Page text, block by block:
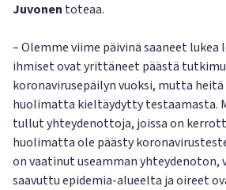
Juvonen toteaa.
– Olemme viime päivinä saaneet lukea
ihmiset ovat yrittäneet päästä
koronavirusepäilyn vuoksi, mutta
huolimatta kieltäydytty testaamasta.
tullut yhteydenottoja, joissa on
huolimatta ole päästy
on vaatinut useamman yhteydenoton,
saavuttu epidemia-alueelta ja oireet